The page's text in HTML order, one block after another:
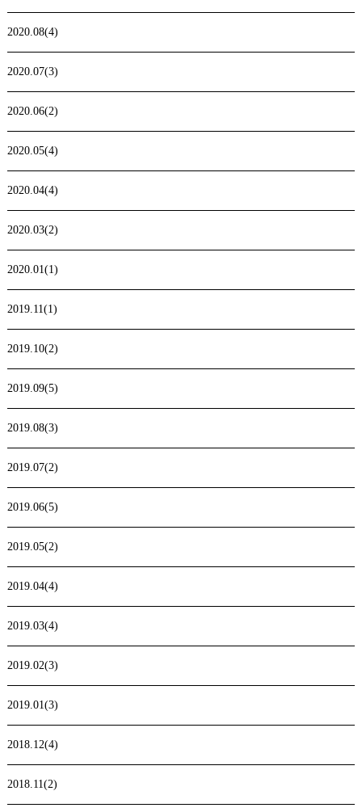
2020.08(4)
2020.07(3)
2020.06(2)
2020.05(4)
2020.04(4)
2020.03(2)
2020.01(1)
2019.11(1)
2019.10(2)
2019.09(5)
2019.08(3)
2019.07(2)
2019.06(5)
2019.05(2)
2019.04(4)
2019.03(4)
2019.02(3)
2019.01(3)
2018.12(4)
2018.11(2)